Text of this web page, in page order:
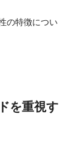
の特徴につい
を重視す